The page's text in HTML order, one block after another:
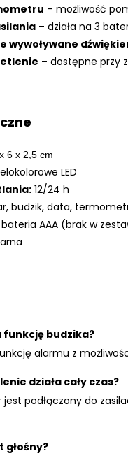
– możliwość
– działa na 3
wywoływane
– dostępne przy
6 x 2,5 cm
LED
12/24 h
budzik, data,
AAA (brak w
funkcję budzika?
alarmu z
działa cały czas?
jest podłączony do
głośny?